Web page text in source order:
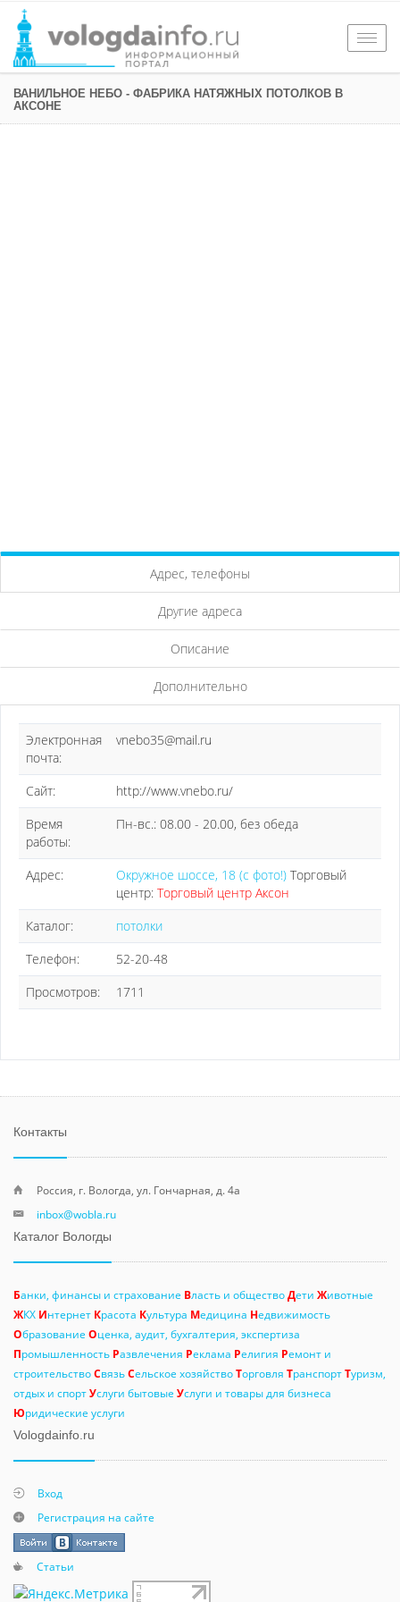
ВАНИЛЬНОЕ НЕБО - ФАБРИКА НАТЯЖНЫХ ПОТОЛКОВ В
АКСОНЕ
Адрес, телефоны
Другие адреса
Описание
Дополнительно
Электронная
почта:
vnebo35@mail.ru
Сайт:
http://www.vnebo.ru/
Время
работы:
Пн-вс.: 08.00 - 20.00, без обеда
Адрес: Окружное шоссе, 18 (с фото!) Торговый
центр: Торговый центр Аксон
Каталог:
потолки
Телефон:
52-20-48
Просмотров:
1711
Контакты
Россия, г. Вологда, ул. Гончарная, д. 4а
inbox@wobla.ru
Каталог Вологды
Банки, финансы и страхование Власть и обществоДети Животные
ЖКХ Интернет Красота Культура Медицина Недвижимость
Образование Оценка, аудит, бухгалтерия, экспертиза
Промышленность Развлечения Реклама Религия Ремонт и
строительствоСвязьСельское хозяйствоТорговля ТранспортТуризм,
отдых и спортУслуги бытовые Услуги и товары для бизнеса
Юридические услуги
Vologdainfo.ru
Вход
Регистрация на сайте
Статьи